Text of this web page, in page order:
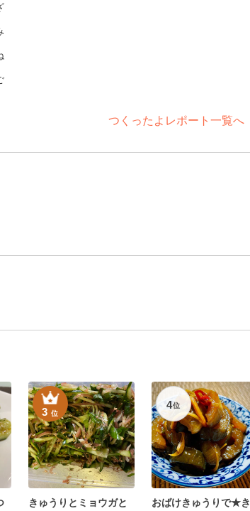
つくったよレポート一覧へ
3位
きゅうりとミョウガと
4位
おばけきゅうりで★き